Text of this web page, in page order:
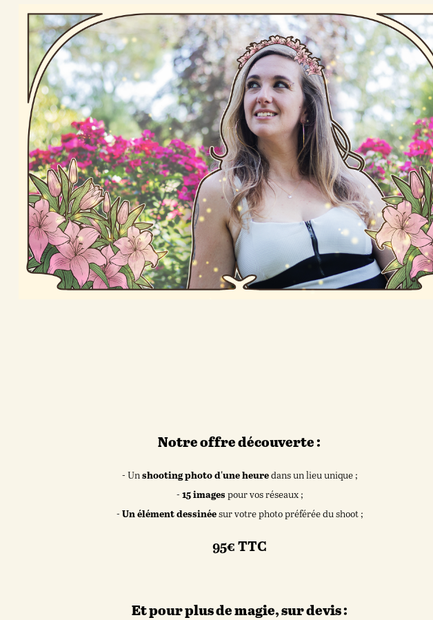
Notre offre découverte :
- Unshooting photo d'une heuredans un lieu unique ;
- 15 imagespour vos réseaux ;
- Un élément dessinéesur votre photo préférée du shoot ;
95€ TTC
Et pour plus de magie, sur devis :